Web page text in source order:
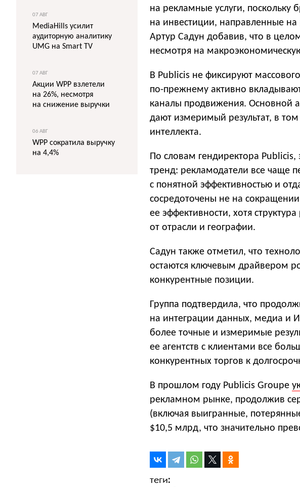
на рекламные услуги, поскольку
на инвестиции, направленные на
Артур Садун добавив, что в
несмотря на
В Publicis не фиксируют
по-прежнему активно
каналы продвижения. Основной
дают измеримый результат, в том
интеллекта.
По словам гендиректора
тренд: рекламодатели все чаще
с понятной эффективностью и
сосредоточены не на
ее эффективности, хотя
от отрасли и географии.
Садун также отметил, что
остаются ключевым драйвером
конкурентные позиции.
Группа подтвердила, что
на интеграции данных, медиа и
более точные и измеримые
ее агентств с клиентами все
конкурентных торгов к
В прошлом году Publicis Groupe
рекламном рынке, продолжив
(включая выигранные,
$10,5 млрд, что значительно
07 АВГ
MediaHills усилит
аудиторную аналитику
UMG на Smart TV
07 АВГ
Акции WPP взлетели
на 26%, несмотря
на снижение выручки
06 АВГ
WPP сократила выручку
на 4,4%